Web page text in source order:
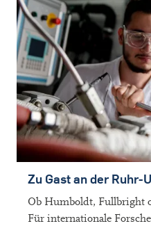
Zu Gast an der Ruhr-
Ob Humboldt, Fullbright
Für internationale